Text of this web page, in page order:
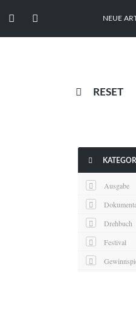
  NEUE
 RESET

Ausgabe
Drehbuch
Festival